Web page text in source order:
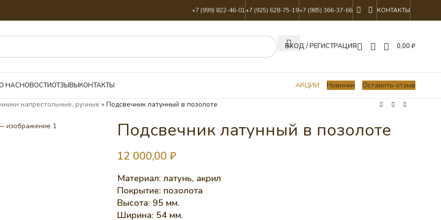
+7 (999) 822-46-01+7 (925) 628-75-19+7 (985) 366-37-66 КОНТАКТЫ
ВХОД / РЕГИСТРАЦИЯ 0,00 ₽
НАСНОВОСТИОТЗЫВЫКОНТАКТЫ АКЦИИ Новинки Оставить отзыв
напрестольные, ручные » Подсвечник латунный в позолоте
Подсвечник латунный в позолоте
12 000,00 ₽
Материал: латунь, акрил
Покрытие: позолота
Высота: 95 мм.
Ширина: 54 мм.